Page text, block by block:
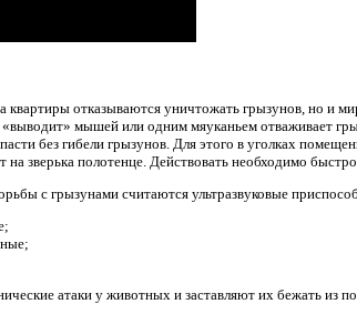
квартиры отказываются уничтожать грызунов, но и
«выводит» мышей или одним мяуканьем отваживает
без гибели грызунов. Для этого в уголках
зверька полотенце. Действовать необходимо
с грызунами считаются ультразвуковые
атаки у животных и заставляют их бежать из